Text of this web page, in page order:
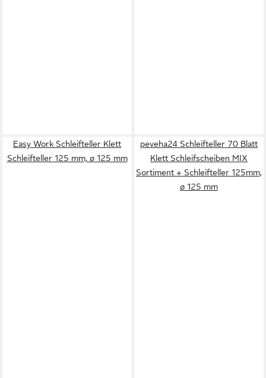
Easy Work Schleifteller Klett
Schleifteller 125 mm, ø 125 mm
peveha24 Schleifteller 70 Blatt
Klett Schleifscheiben MIX
Sortiment + Schleifteller 125mm,
ø 125 mm